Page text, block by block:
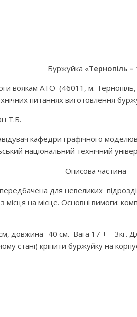
Буржуйка «Тернопіль –
воякам АТО (46011, м. Тернопіль,
питаннях виготовлення
Т.Б.
кафедри графічного
національний технічний
Описова частина
для невеликих
місця на місце. Основні вимоги:
довжина -40 см. Вага 17 + – 3кг.
стані) кріпити буржуйку на